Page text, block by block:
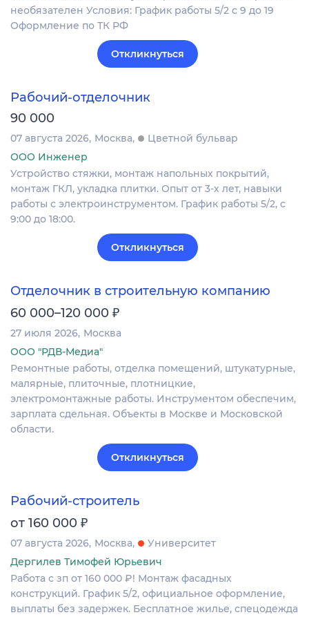
необязателен Условия: График работы 5/2 с 9 до 19
Оформление по ТК РФ
Откликнуться
Рабочий-отделочник
90 000
07 августа 2026 Москва
Цветной бульвар
ООО Инженер
Устройство стяжки, монтаж напольных покрытий,
монтаж ГКЛ, укладка плитки. Опыт от 3-х лет, навыки
работы с электроинструментом. График работы 5/2, с
9:00 до 18:00.
Откликнуться
Отделочник в строительную компанию
60 000–120 000 ₽
27 июля 2026 Москва
ООО "РДВ-Медиа"
Ремонтные работы, отделка помещений, штукатурные,
малярные, плиточные, плотницкие,
электромонтажные работы. Инструментом обеспечим,
зарплата сдельная. Объекты в Москве и Московской
области.
Откликнуться
Рабочий-строитель
от 160 000 ₽
07 августа 2026 Москва
Университет
Дергилев Тимофей Юрьевич
Работа с зп от 160 000 ₽! Монтаж фасадных
конструкций. График 5/2, официальное оформление,
выплаты без задержек. Бесплатное жилье, спецодежда